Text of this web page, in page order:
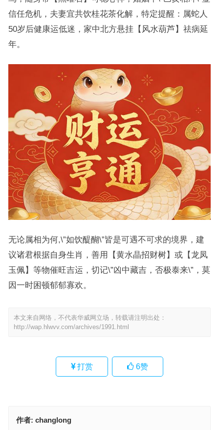
信任危机，夫妻宜共饮桂花茶化解，特定提醒：属蛇人
50岁后健康运低迷，家中北方悬挂【风水葫芦】祛病延
年。
无论属相为何,\”如饮醍醐\”皆是可遇不可求的境界，建
议诸君根据自身生肖，善用【黄水晶招财树】或【龙凤
玉佩】等物催旺吉运，切记\”凶中藏吉，否极泰来\”，莫
因一时困顿郁郁寡欢。
本文来自网络，不代表华威网立场，转载请注明出处：
http://wap.hlwvv.com/archives/1991.html
打赏 6赞
作者: changlong